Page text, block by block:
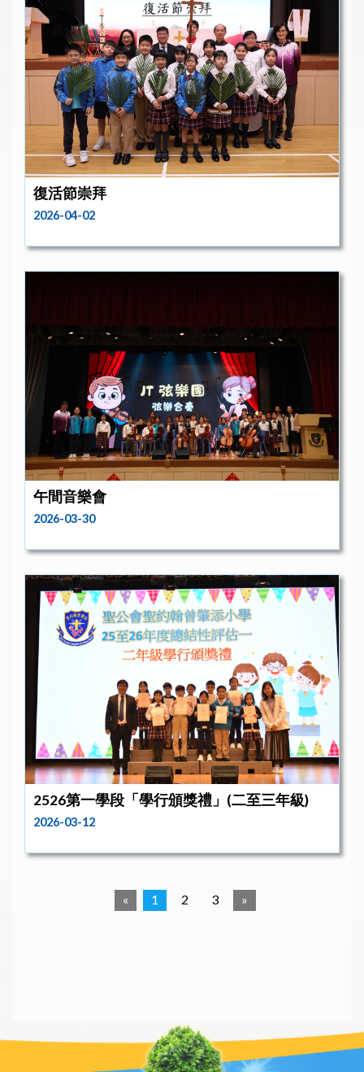
復活節崇拜
2026-04-02
午間音樂會
2026-03-30
2526第一學段「學行頒獎禮」(二至三年級)
2026-03-12
« 1 2 3 »